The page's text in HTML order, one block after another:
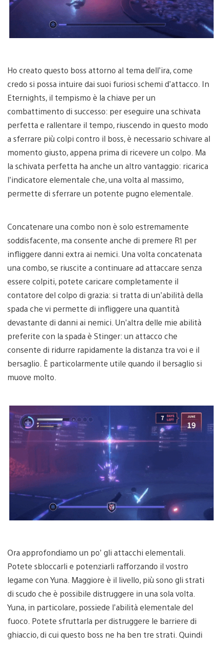
Ho creato questo boss attorno al tema dell’ira, come
credo si possa intuire dai suoi furiosi schemi d’attacco. In
Eternights, il tempismo è la chiave per un
combattimento di successo: per eseguire una schivata
perfetta e rallentare il tempo, riuscendo in questo modo
a sferrare più colpi contro il boss, è necessario schivare al
momento giusto, appena prima di ricevere un colpo. Ma
la schivata perfetta ha anche un altro vantaggio: ricarica
l’indicatore elementale che, una volta al massimo,
permette di sferrare un potente pugno elementale.
Concatenare una combo non è solo estremamente
soddisfacente, ma consente anche di premere R1 per
infliggere danni extra ai nemici. Una volta concatenata
una combo, se riuscite a continuare ad attaccare senza
essere colpiti, potete caricare completamente il
contatore del colpo di grazia: si tratta di un’abilità della
spada che vi permette di infliggere una quantità
devastante di danni ai nemici. Un’altra delle mie abilità
preferite con la spada è Stinger: un attacco che
consente di ridurre rapidamente la distanza tra voi e il
bersaglio. È particolarmente utile quando il bersaglio si
muove molto.
Ora approfondiamo un po’ gli attacchi elementali.
Potete sbloccarli e potenziarli rafforzando il vostro
legame con Yuna. Maggiore è il livello, più sono gli strati
di scudo che è possibile distruggere in una sola volta.
Yuna, in particolare, possiede l’abilità elementale del
fuoco. Potete sfruttarla per distruggere le barriere di
ghiaccio, di cui questo boss ne ha ben tre strati. Quindi